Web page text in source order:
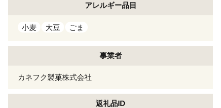
アレルギー品目
小麦 大豆 ごま
事業者
カネフク製菓株式会社
返礼品ID